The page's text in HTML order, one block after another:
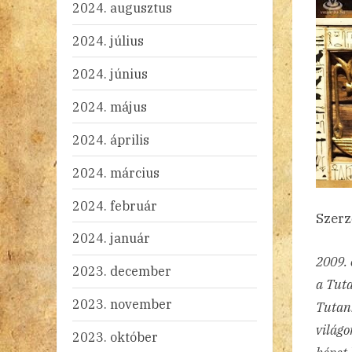
2009.
a
2024. augusztus
2024. július
2024. június
2024. május
2024. április
2024. március
2024. február
2024. január
2023. december
2023. november
2023. október